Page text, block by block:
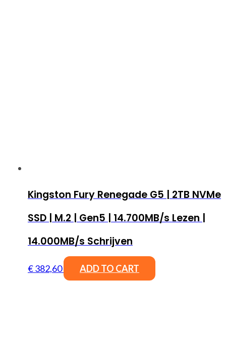
Kingston Fury Renegade G5 | 2TB NVMe
SSD | M.2 | Gen5 | 14.700MB/s Lezen |
14.000MB/s Schrijven
€382,60 ADD TO CART